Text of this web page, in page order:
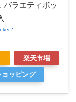
バラエティボッ
楽天市場
ッピング